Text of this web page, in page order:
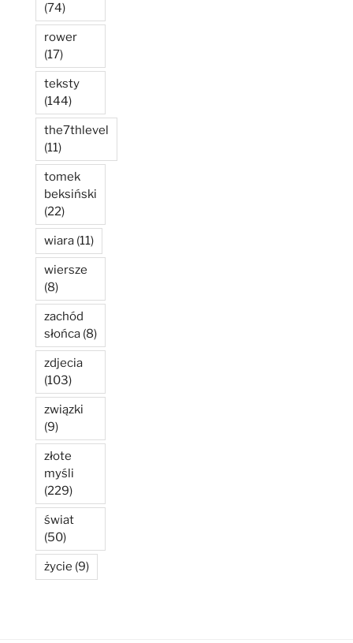
(74)
rower
(17)
teksty
(144)
the7thlevel
(11)
tomek
beksiński
(22)
wiara (11)
wiersze
(8)
zachód
słońca (8)
zdjecia
(103)
związki
(9)
złote
myśli
(229)
świat
(50)
życie (9)